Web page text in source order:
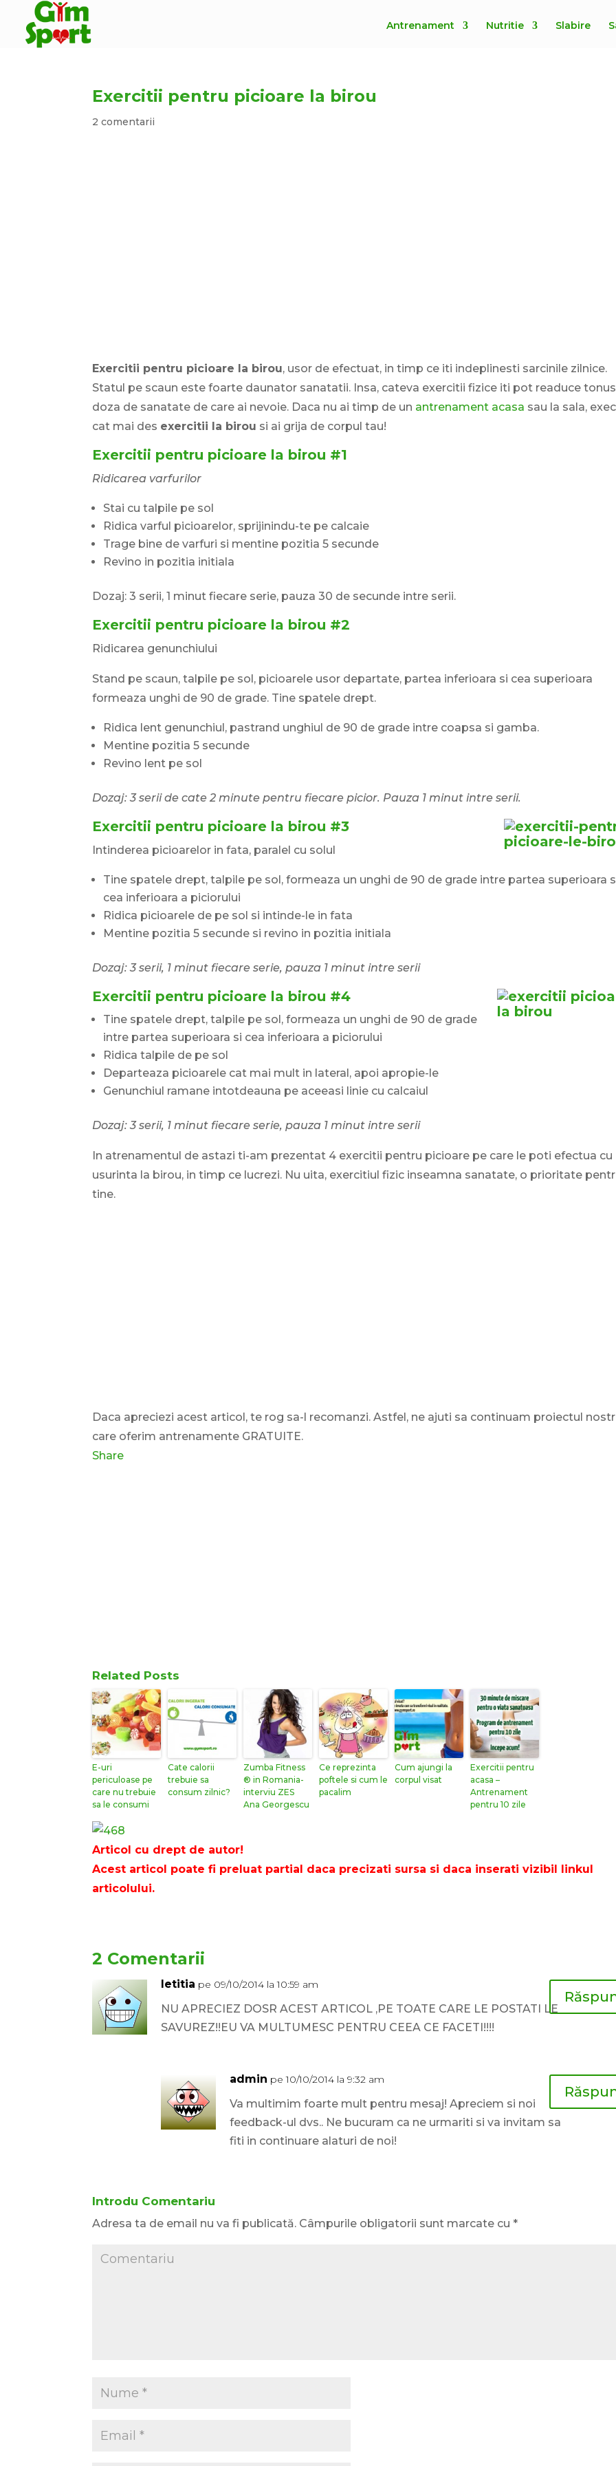
Antrenament Nutritie Slabire
Exercitii pentru picioare la birou
2 comentarii
Exercitii pentru picioare la birou, usor de efectuat, in timp ce iti indeplinesti sarcinile zilnice.
Statul pe scaun este foarte daunator sanatatii. Insa, cateva exercitii fizice iti pot readuce
doza de sanatate de care ai nevoie. Daca nu ai timp de un antrenament acasa sau la sala,
cat mai des exercitii la birou si ai grija de corpul tau!
Exercitii pentru picioare la birou #1
Ridicarea varfurilor
Stai cu talpile pe sol
Ridica varful picioarelor, sprijinindu-te pe calcaie
Trage bine de varfuri si mentine pozitia 5 secunde
Revino in pozitia initiala
Dozaj: 3 serii, 1 minut fiecare serie, pauza 30 de secunde intre serii.
Exercitii pentru picioare la birou #2
Ridicarea genunchiului
Stand pe scaun, talpile pe sol, picioarele usor departate, partea inferioara si cea superioara
formeaza unghi de 90 de grade. Tine spatele drept.
Ridica lent genunchiul, pastrand unghiul de 90 de grade intre coapsa si gamba.
Mentine pozitia 5 secunde
Revino lent pe sol
Dozaj: 3 serii de cate 2 minute pentru fiecare picior. Pauza 1 minut intre serii.
Exercitii pentru picioare la birou #3
Intinderea picioarelor in fata, paralel cu solul
Tine spatele drept, talpile pe sol, formeaza un unghi de 90 de grade intre partea superioara
cea inferioara a piciorului
Ridica picioarele de pe sol si intinde-le in fata
Mentine pozitia 5 secunde si revino in pozitia initiala
Dozaj: 3 serii, 1 minut fiecare serie, pauza 1 minut intre serii
Exercitii pentru picioare la birou #4
Tine spatele drept, talpile pe sol, formeaza un unghi de 90 de grade
intre partea superioara si cea inferioara a piciorului
Ridica talpile de pe sol
Departeaza picioarele cat mai mult in lateral, apoi apropie-le
Genunchiul ramane intotdeauna pe aceeasi linie cu calcaiul
Dozaj: 3 serii, 1 minut fiecare serie, pauza 1 minut intre serii
In atrenamentul de astazi ti-am prezentat 4 exercitii pentru picioare pe care le poti efectua cu
usurinta la birou, in timp ce lucrezi. Nu uita, exercitiul fizic inseamna sanatate, o prioritate
tine.
Daca apreciezi acest articol, te rog sa-l recomanzi. Astfel, ne ajuti sa continuam proiectul
care oferim antrenamente GRATUITE.
Share
Related Posts
E-uri
periculoase pe
care nu trebuie
sa le consumi
Cate calorii
trebuie sa
consum zilnic?
Zumba Fitness
® in Romania-
interviu ZES
Ana Georgescu
Ce reprezinta
poftele si cum le
pacalim
Cum ajungi la
corpul visat
Exercitii pentru
acasa –
Antrenament
pentru 10 zile
Articol cu drept de autor!
Acest articol poate fi preluat partial daca precizati sursa si daca inserati vizibil linkul
articolului.
2 Comentarii
letitia pe 09/10/2014 la 10:59 am
NU APRECIEZ DOSR ACEST ARTICOL ,PE TOATE CARE LE POSTATI LE
SAVUREZ!!EU VA MULTUMESC PENTRU CEEA CE FACETI!!!!
admin pe 10/10/2014 la 9:32 am
Va multimim foarte mult pentru mesaj! Apreciem si noi
feedback-ul dvs.. Ne bucuram ca ne urmariti si va invitam sa
fiti in continuare alaturi de noi!
Introdu Comentariu
Adresa ta de email nu va fi publicată. Câmpurile obligatorii sunt marcate cu*